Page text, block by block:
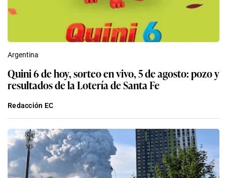
Argentina
Quini 6 de hoy, sorteo en vivo, 5 de agosto: pozo y
resultados de la Lotería de Santa Fe
Redacción EC